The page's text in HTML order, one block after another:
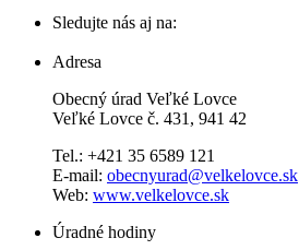
Sledujte nás aj na:
Adresa
Obecný úrad Veľké Lovce
Veľké Lovce č. 431, 941 42
Tel.: +421 35 6589 121
E-mail: obecnyurad@velkelovce.sk
Web: www.velkelovce.sk
Úradné hodiny